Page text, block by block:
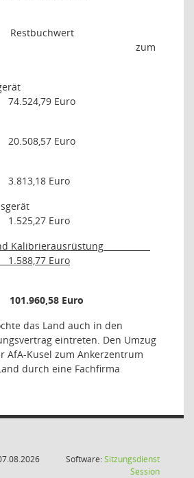
Restbuchwert
zum
74.524,79 Euro
20.508,57 Euro
3.813,18 Euro
1.525,27 Euro
Kalibrierausrüstung
1.588,77 Euro
101.960,58 Euro
das Land auch in den
eintreten. Den Umzug
AfA-Kusel zum Ankerzentrum
durch eine Fachfirma
Software:Sitzungsdienst
Session(Wird in